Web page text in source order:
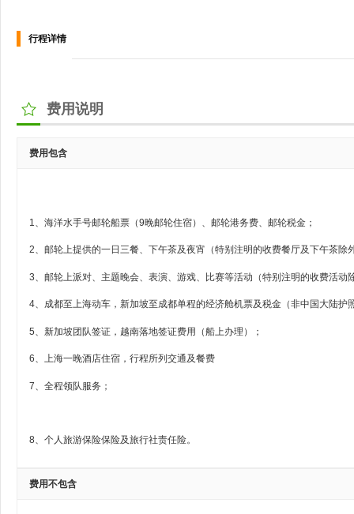
行程详情
费用说明
费用包含
1、海洋水手号邮轮船票（9晚邮轮住宿）、邮轮港务费、邮轮税金；
2、邮轮上提供的一日三餐、下午茶及夜宵（特别注明的收费餐厅及下午茶除
3、邮轮上派对、主题晚会、表演、游戏、比赛等活动（特别注明的收费活动
4、成都至上海动车，新加坡至成都单程的经济舱机票及税金（非中国大陆护
5、新加坡团队签证，越南落地签证费用（船上办理）；
6、上海一晚酒店住宿，行程所列交通及餐费
7、全程领队服务；
8、个人旅游保险保险及旅行社责任险。
费用不包含